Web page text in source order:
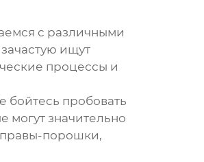
с различными
ищут
процессы и
бойтесь пробовать
могут значительно
порошки,